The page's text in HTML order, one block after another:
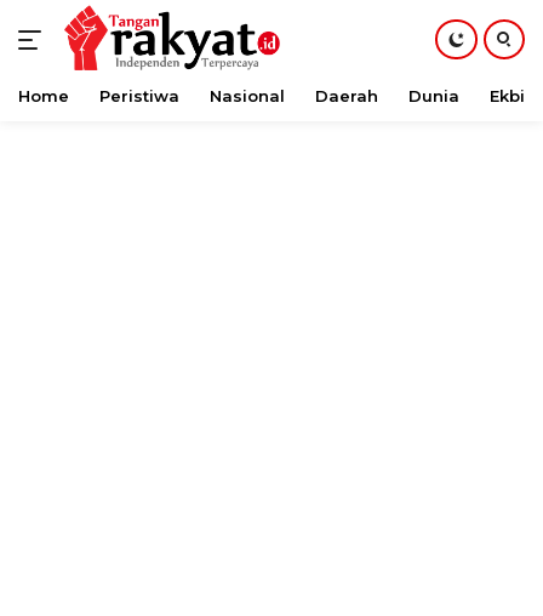
Langsung
Home Peristiwa Nasional Daerah Dunia Ekbis